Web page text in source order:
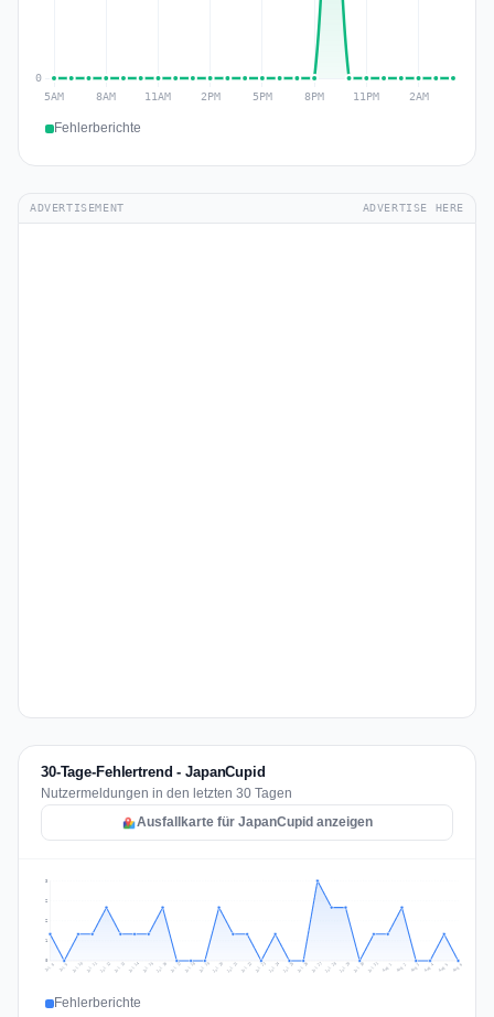
Fehlerberichte
ADVERTISEMENT ADVERTISE HERE
30-Tage-Fehlertrend - JapanCupid
Nutzermeldungen in den letzten 30 Tagen
Ausfallkarte für JapanCupid anzeigen
1
2
2
3
Jul 8 Jul 9 Jul 10 Jul 11 Jul 12 Jul 13 Jul 14 Jul 15 Jul 16 Jul 17 Jul 18 Jul 19 Jul 20 Jul 21 Jul 22 Jul 23 Jul 24 Jul 25 Jul 26 Jul 27 Jul 28 Jul 29 Jul 30 Jul 31 Aug 1 Aug 2 Aug 3 Aug 4 Aug 5 Aug 6
Fehlerberichte